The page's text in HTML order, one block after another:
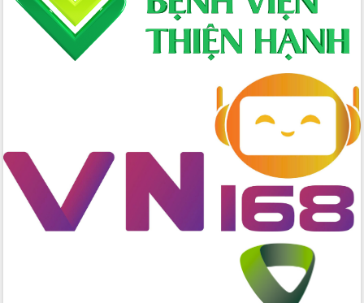
Quyết liệt tháo gỡ vướng mắc, đẩy
nhanh tiến độ các dự án trọng điểm
trong Khu kinh tế Nam Phú Yên
Hòn Yến phát triển du lịch gắn với bảo
Phát động chiến dịch 30 ngày đêm
giải phóng mặt bằng Tuyến đường bộ
ven biển
Đắk Lắk nỗ lực thúc đẩy tăng trưởng
kinh tế từ 10% trở lên trong Quý